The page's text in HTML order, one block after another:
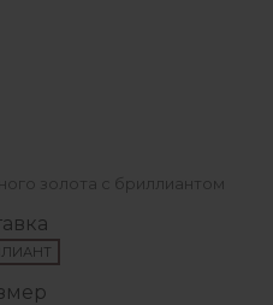
золота с бриллиантом